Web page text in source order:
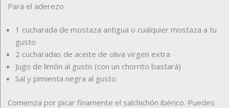
Para el aderezo
1 cucharada de mostaza antigua o cualquier mostaza a tu
gusto
2 cucharadas de aceite de oliva virgen extra
Jugo de limón al gusto (con un chorrito bastará)
Sal y pimienta negra al gusto
Comienza por picar finamente el salchichón ibérico. Puedes